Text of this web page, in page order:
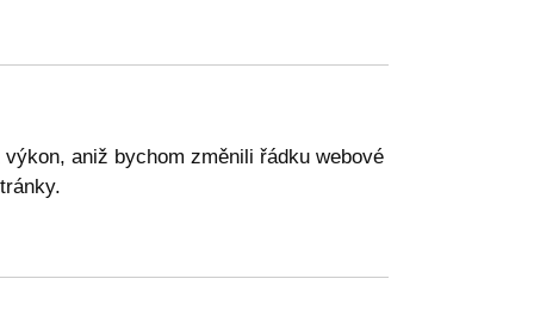
aniž bychom změnili řádku webové